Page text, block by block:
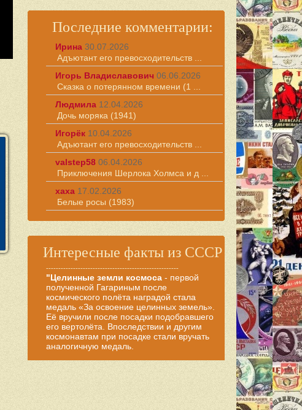
Последние комментарии:
Ирина 30.07.2026
Адъютант его превосходительств ...
Игорь Владиславович 06.06.2026
Сказка о потерянном времени (1 ...
Людмила 12.04.2026
Дочь моряка (1941)
Игорёк 10.04.2026
Адъютант его превосходительств ...
valstep58 06.04.2026
Приключения Шерлока Холмса и д ...
хаха 17.02.2026
Белые росы (1983)
Интересные факты из СССР
------------------------------------------------------
"Целинные земли космоса - первой
полученной Гагариным после
космического полёта наградой стала
медаль «За освоение целинных земель».
Её вручили после посадки подобравшего
его вертолёта. Впоследствии и другим
космонавтам при посадке стали вручать
аналогичную медаль.